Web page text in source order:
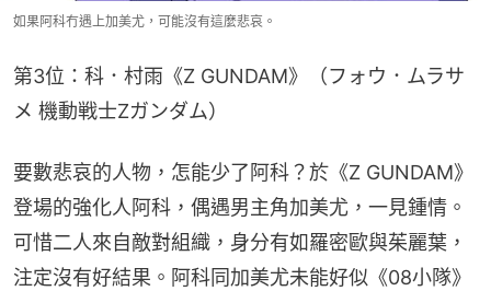
如果阿科冇遇上加美尤，可能沒有這麼悲哀。
第3位：科．村雨《Z GUNDAM》（フォウ．ムラサ
メ 機動戦士Ζガンダム）
要數悲哀的人物，怎能少了阿科？於《Z GUNDAM》
登場的強化人阿科，偶遇男主角加美尤，一見鍾情。
可惜二人來自敵對組織，身分有如羅密歐與茱麗葉，
注定沒有好結果。阿科同加美尤未能好似《08小隊》